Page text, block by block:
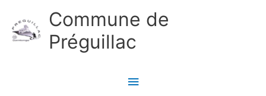
Commune de
Préguillac
Menu